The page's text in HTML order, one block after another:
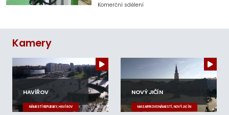
Komerční sdělení
Kamery
HAVÍŘOV
NÁMĚSTÍ REPUBLIKY, HAVÍŘOV
NOVÝ JIČÍN
MASARYKOVO NÁMĚSTÍ, NOVÝ JIČÍN